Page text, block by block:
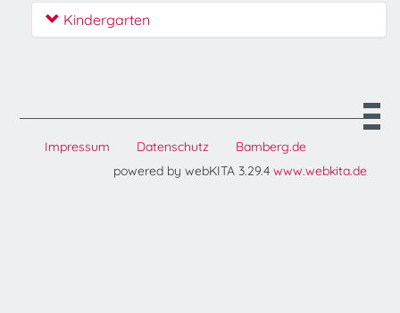
Kindergarten
Impressum Datenschutz
Bamberg.de
powered by webKITA 3.29.4 www.webkita.de